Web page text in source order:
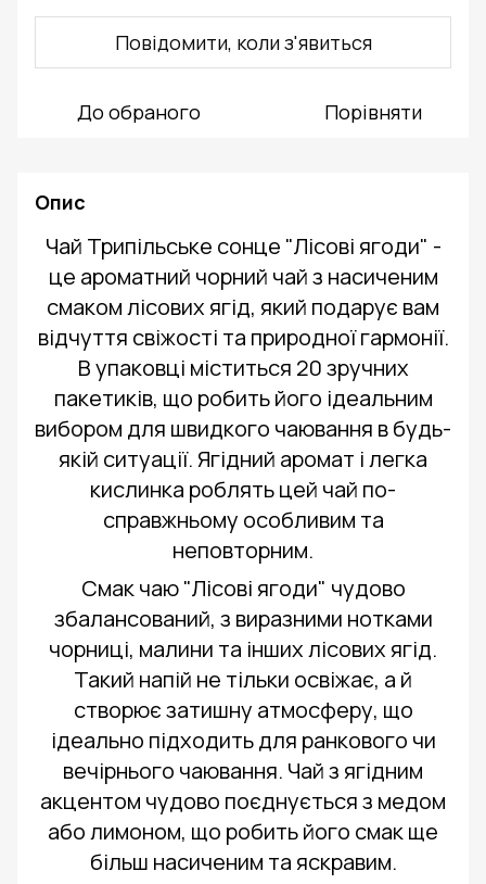
Повідомити, коли з'явиться
До обраного Порівняти
Опис
Чай Трипільське сонце "Лісові ягоди" -
це ароматний чорний чай з насиченим
смаком лісових ягід, який подарує вам
відчуття свіжості та природної гармонії.
В упаковці міститься 20 зручних
пакетиків, що робить його ідеальним
вибором для швидкого чаювання в будь-
якій ситуації. Ягідний аромат і легка
кислинка роблять цей чай по-
справжньому особливим та
неповторним.
Смак чаю "Лісові ягоди" чудово
збалансований, з виразними нотками
чорниці, малини та інших лісових ягід.
Такий напій не тільки освіжає, а й
створює затишну атмосферу, що
ідеально підходить для ранкового чи
вечірнього чаювання. Чай з ягідним
акцентом чудово поєднується з медом
або лимоном, що робить його смак ще
більш насиченим та яскравим.